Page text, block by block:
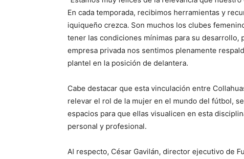
En cada temporada, recibimos herramientas y
iquiqueño crezca. Son muchos los clubes
tener las condiciones mínimas para su
empresa privada nos sentimos plenamente
plantel en la posición de delantera.
Cabe destacar que esta vinculación entre
relevar el rol de la mujer en el mundo del fútbol,
espacios para que ellas visualicen en esta
personal y profesional.
Al respecto, César Gavilán, director ejecutivo de